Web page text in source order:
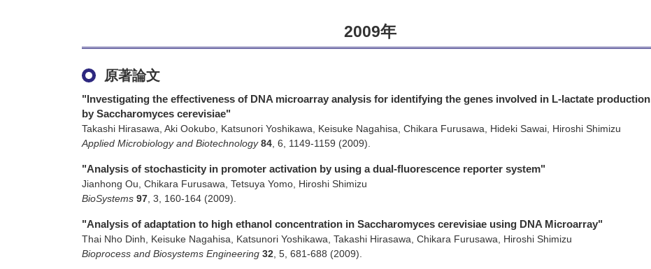
タンパク質工学2009年
原著論文
"Investigating the effectiveness of DNA microarray analysis for identifying the genes involved in L-lactate production
by Saccharomyces cerevisiae"
Takashi Hirasawa, Aki Ookubo, Katsunori Yoshikawa, Keisuke Nagahisa, Chikara Furusawa, Hideki Sawai, Hiroshi Shimizu
Applied Microbiology and Biotechnology 84 6 1149-1159 (2009)
"Analysis of stochasticity in promoter activation by using a dual-fluorescence reporter system"
Jianhong Ou, Chikara Furusawa, Tetsuya Yomo, Hiroshi Shimizu
BioSystems 97 3 160-164 (2009)
"Analysis of adaptation to high ethanol concentration in Saccharomyces cerevisiae using DNA Microarray"
Thai Nho Dinh, Keisuke Nagahisa, Katsunori Yoshikawa, Takashi Hirasawa, Chikara Furusawa, Hiroshi Shimizu
Bioprocess and Biosystems Engineering 32 5 681-688 (2009)